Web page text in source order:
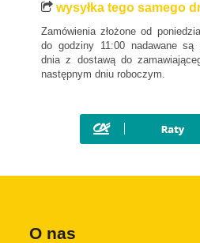
wysyłka tego samego
Zamówienia złożone od
do godziny 11:00 nadawane są
dnia z dostawą do
następnym dniu roboczym.
O nas